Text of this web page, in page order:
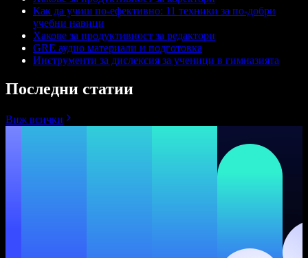
Как да учиш по-ефективно: 11 техники за по-добри
учебни навици
Хакове за продуктивност за редактори
GRE аудио материали и подготовка
Инструменти за дислексия за ученици в гимназията
Последни статии
Виж всички